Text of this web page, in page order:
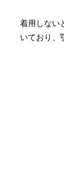
着用しない
いており、